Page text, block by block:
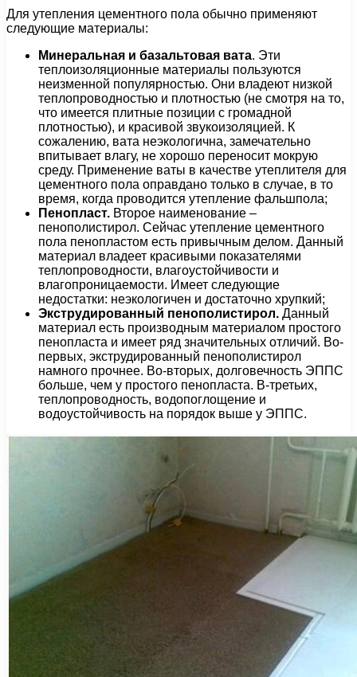
Для утепления цементного пола обычно применяют
следующие материалы:
Минеральная и базальтовая вата. Эти
теплоизоляционные материалы пользуются
неизменной популярностью. Они владеют низкой
теплопроводностью и плотностью (не смотря на то,
что имеется плитные позиции с громадной
плотностью), и красивой звукоизоляцией. К
сожалению, вата неэкологична, замечательно
впитывает влагу, не хорошо переносит мокрую
среду. Применение ваты в качестве утеплителя для
цементного пола оправдано только в случае, в то
время, когда проводится утепление фальшпола;
Пенопласт. Второе наименование –
пенополистирол. Сейчас утепление цементного
пола пенопластом есть привычным делом. Данный
материал владеет красивыми показателями
теплопроводности, влагоустойчивости и
влагопроницаемости. Имеет следующие
недостатки: неэкологичен и достаточно хрупкий;
Экструдированный пенополистирол. Данный
материал есть производным материалом простого
пенопласта и имеет ряд значительных отличий. Во-
первых, экструдированный пенополистирол
намного прочнее. Во-вторых, долговечность ЭППС
больше, чем у простого пенопласта. В-третьих,
теплопроводность, водопоглощение и
водоустойчивость на порядок выше у ЭППС.